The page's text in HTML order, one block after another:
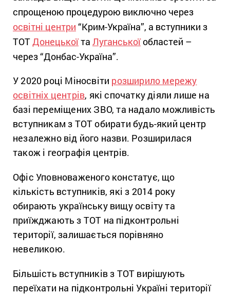
спрощеною процедурою виключно через
освітні центри “Крим-Україна”, а вступники з
ТОТДонецькоїта Луганськоїобластей –
через “Донбас-Україна”.
У 2020 році Міносвіти розширило мережу
освітніх центрів, які спочатку діяли лише на
базі переміщених ЗВО, та надало можливість
вступникам з ТОТ обирати будь-який центр
незалежно від його назви. Розширилася
також і географія центрів.
Офіс Уповноваженого констатує, що
кількість вступників, які з 2014 року
обирають українську вищу освіту та
приїжджають з ТОТ на підконтрольні
території, залишається порівняно
невеликою.
Більшість вступників з ТОТ вирішують
переїхати на підконтрольні Україні території